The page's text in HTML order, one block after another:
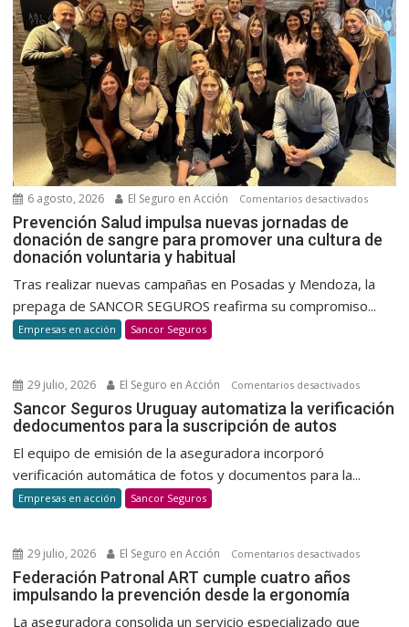
6 agosto, 2026 El Seguro en Acción Comentarios desactivadosen
Salud
Prevención Salud impulsa nuevas jornadas de
donación de sangre para promover una cultura de
donación voluntaria y habitual
Tras realizar nuevas campañas en Posadas y Mendoza, la
prepaga de SANCOR SEGUROS reafirma su compromiso...
Empresas en acción Sancor Seguros
29 julio, 2026 El Seguro en Acción Comentarios desactivadosen
Sancor
la
Sancor Seguros Uruguay automatiza la verificación
dedocumentos para la suscripción de autos
El equipo de emisión de la aseguradora incorporó
verificación automática de fotos y documentos para la...
Empresas en acción Sancor Seguros
29 julio, 2026 El Seguro en Acción Comentarios desactivadosen
Federación Patronal ART cumple cuatro años
impulsando la prevención desde la ergonomía
La aseguradora consolida un servicio especializado que